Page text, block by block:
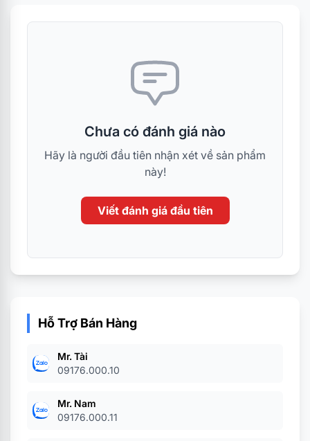
Chưa có đánh giá nào
Hãy là người đầu tiên nhận xét về sản phẩm
này!
Viết đánh giá đầu tiên
Hỗ Trợ Bán Hàng
Mr. Tài
09176.000.10
Mr. Nam
09176.000.11